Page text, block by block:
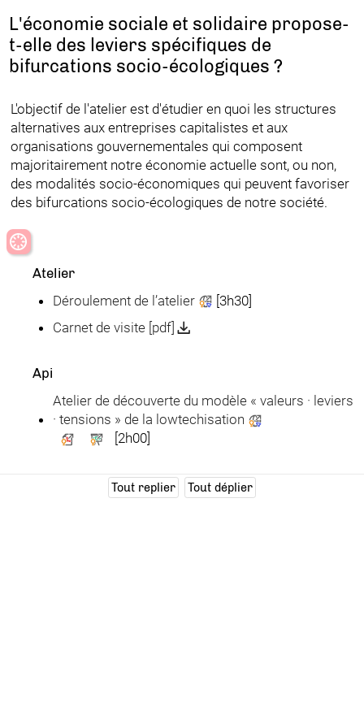
L'économie sociale et solidaire propose-
t-elle des leviers spécifiques de
bifurcations socio-écologiques ?
L'objectif de l'atelier est d'étudier en quoi les structures
alternatives aux entreprises capitalistes et aux
organisations gouvernementales qui composent
majoritairement notre économie actuelle sont, ou non,
des modalités socio-économiques qui peuvent favoriser
des bifurcations socio-écologiques de notre société.
Atelier
Déroulement de l’atelier
[3h30]
Carnet de visite [pdf]
Api
Atelier de découverte du modèle « valeurs · leviers
· tensions » de la lowtechisation
[2h00]
Tout replier Tout déplier